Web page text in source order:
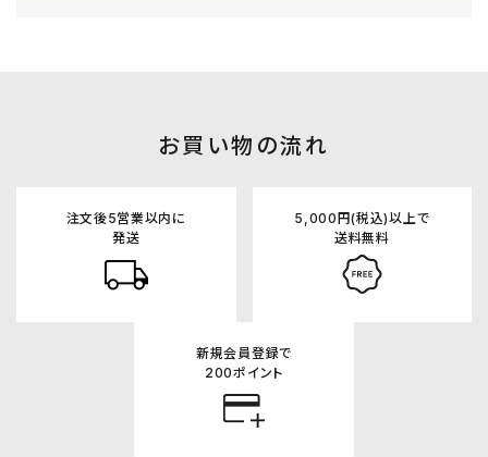
カテゴリー
お買い物の流れ
注文後5営業以内に
発送
5,000円(税込)以上で
送料無料
新規会員登録で
200ポイント